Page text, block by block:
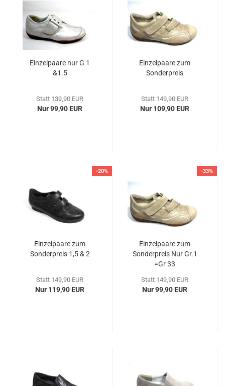
Einzelpaare nur G 1
&1.5
Statt 139,90 EUR
Nur 99,90 EUR
Einzelpaare zum
Sonderpreis
Statt 149,90 EUR
Nur 109,90 EUR
-20%
Einzelpaare zum
Sonderpreis 1,5 & 2
Statt 149,90 EUR
Nur 119,90 EUR
-33%
Einzelpaare zum
Sonderpreis Nur Gr.1
=Gr 33
Statt 149,90 EUR
Nur 99,90 EUR